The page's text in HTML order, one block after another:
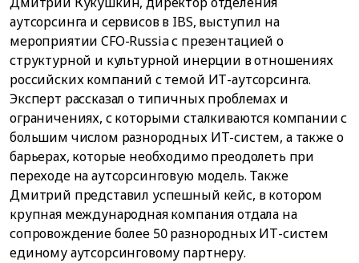
аутсорсинга и сервисов в IBS, выступил на
мероприятии CFO-Russia с презентацией о
структурной и культурной инерции в отношениях
российских компаний с темой ИТ-аутсорсинга.
Эксперт рассказал о типичных проблемах и
ограничениях, с которыми сталкиваются компании с
большим числом разнородных ИТ-систем, а также о
барьерах, которые необходимо преодолеть при
переходе на аутсорсинговую модель. Также
Дмитрий представил успешный кейс, в котором
крупная международная компания отдала на
сопровождение более 50 разнородных ИТ-систем
единому аутсорсинговому партнеру.